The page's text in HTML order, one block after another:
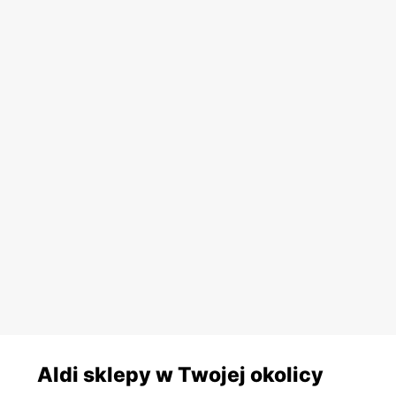
Aldi sklepy w Twojej okolicy